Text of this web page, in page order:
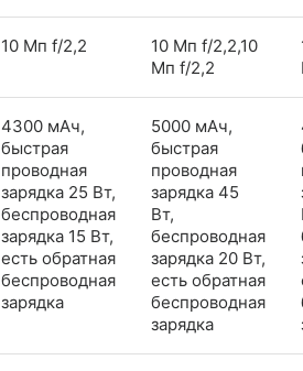
10 Мп f/2,2
10 Мп f/2,2,10
Мп f/2,2
4300 мАч,
быстрая
проводная
зарядка 25 Вт,
беспроводная
зарядка 15 Вт,
есть обратная
беспроводная
зарядка
5000 мАч,
быстрая
проводная
зарядка 45
Вт,
беспроводная
зарядка 20 Вт,
есть обратная
беспроводная
зарядка